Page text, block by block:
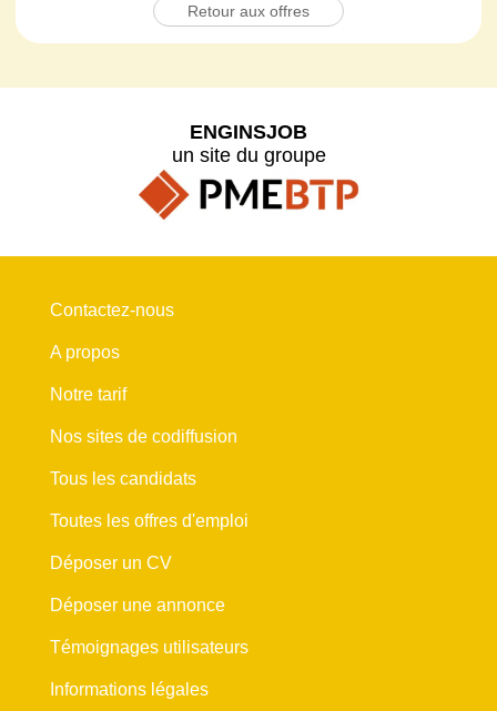
Retour aux offres
ENGINSJOB
un site du groupe
Contactez-nous
A propos
Notre tarif
Nos sites de codiffusion
Tous les candidats
Toutes les offres d'emploi
Déposer un CV
Déposer une annonce
Témoignages utilisateurs
Informations légales